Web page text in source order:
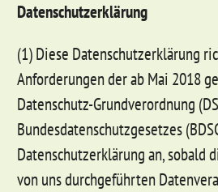
Datenschutzerklärung
(1) Diese Datenschutzerklärung
Anforderungen der ab Mai 2018
Datenschutz-Grundverordnung
Bundesdatenschutzgesetzes
Datenschutzerklärung an, sobald
von uns durchgeführten